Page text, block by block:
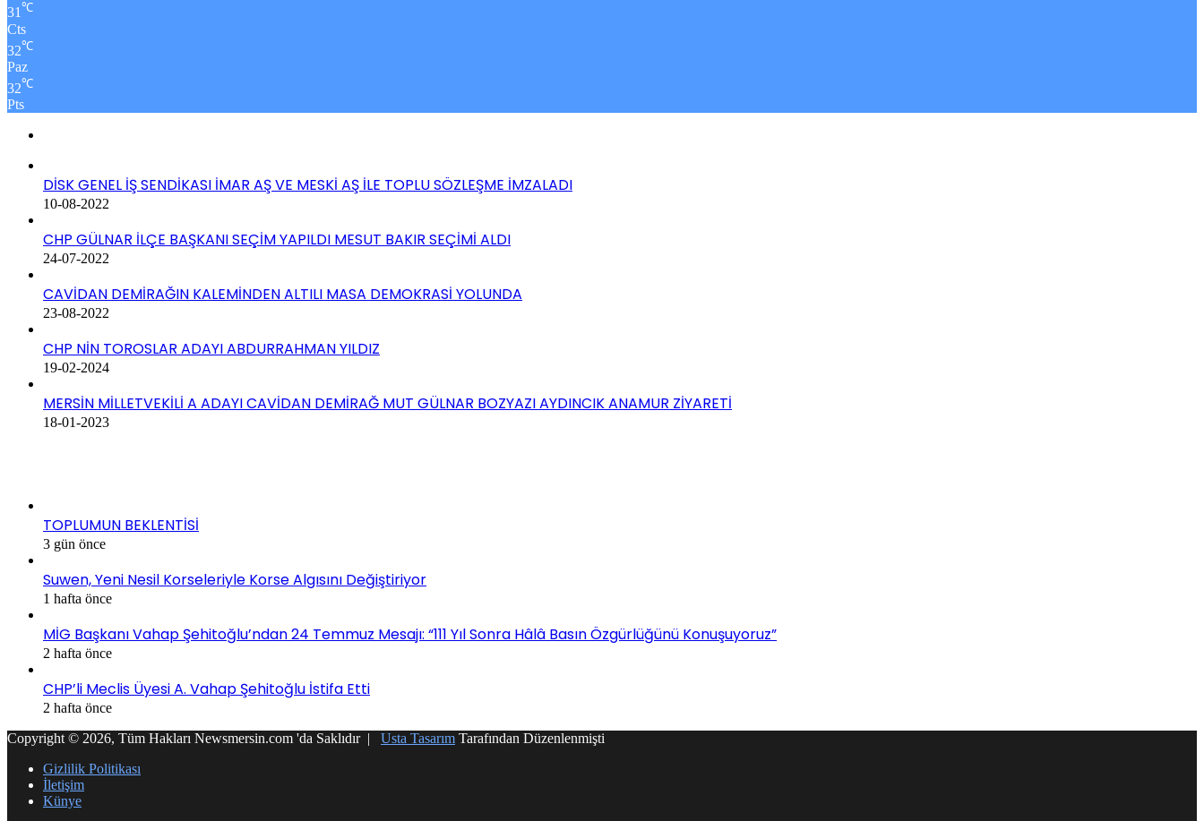
31℃
Cts
32℃
Paz
32℃
Pts
DİSK GENEL İŞ SENDİKASI İMAR AŞ VE MESKİ AŞ İLE TOPLU SÖZLEŞME İMZALADI
10-08-2022
CHP GÜLNAR İLÇE BAŞKANI SEÇİM YAPILDI MESUT BAKIR SEÇİMİ ALDI
24-07-2022
CAVİDAN DEMİRAĞIN KALEMİNDEN ALTILI MASA DEMOKRASİ YOLUNDA
23-08-2022
CHP NİN TOROSLAR ADAYI ABDURRAHMAN YILDIZ
19-02-2024
MERSİN MİLLETVEKİLİ A ADAYI CAVİDAN DEMİRAĞ MUT GÜLNAR BOZYAZI AYDINCIK ANAMUR ZİYARETİ
18-01-2023
TOPLUMUN BEKLENTİSİ
3 gün önce
Suwen, Yeni Nesil Korseleriyle Korse Algısını Değiştiriyor
1 hafta önce
MİG Başkanı Vahap Şehitoğlu’ndan 24 Temmuz Mesajı: “111 Yıl Sonra Hâlâ Basın Özgürlüğünü Konuşuyoruz”
2 hafta önce
CHP’li Meclis Üyesi A. Vahap Şehitoğlu İstifa Etti
2 hafta önce
Copyright © 2026, Tüm Hakları Newsmersin.com 'da Saklıdır | Usta Tasarım Tarafından Düzenlenmişti
Gizlilik Politikası
İletişim
Künye